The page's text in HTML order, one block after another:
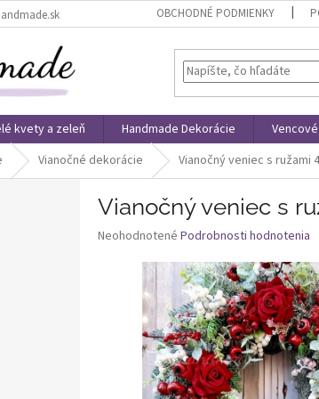
OBCHODNÉ PODMIENKY
kvety a zeleň Handmade Dekorácie
Vianočné dekorácie Vianočný veniec s ružami
Vianočný veniec s
Priemerné
hviezdičiek.
Neohodnotené Podrobnosti hodnotenia